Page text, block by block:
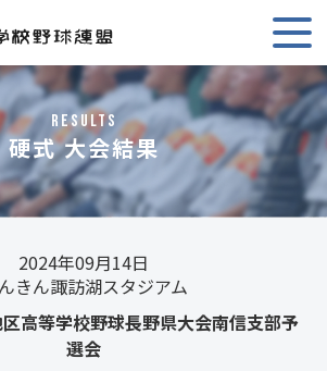
RESULTS
硬式 大会結果
2024年09月14日
きん諏訪湖スタジアム
高等学校野球長野県大会南信支部予
選会